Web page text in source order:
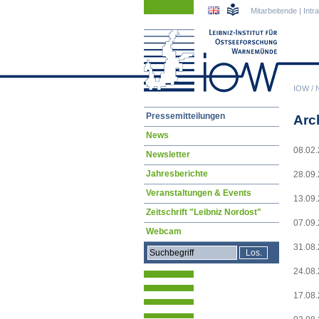
IOW/
Mitarbeitende |
Navigation
Pressemitteilungen
News
Newsletter
Jahresberichte
Veranstaltungen & Events
Zeitschrift "Leibniz Nordost"
Webcam